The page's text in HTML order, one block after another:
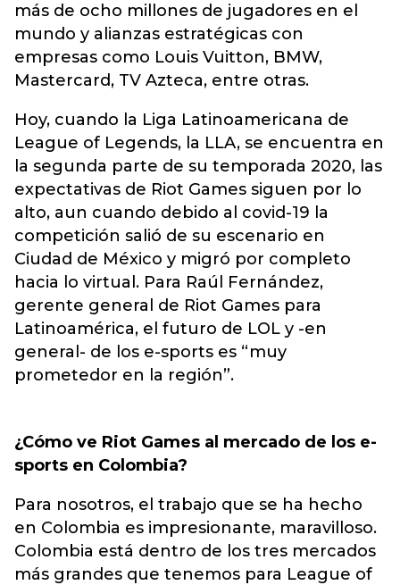
más de ocho millones de jugadores en el
mundo y alianzas estratégicas con
empresas como Louis Vuitton, BMW,
Mastercard, TV Azteca, entre otras.
Hoy, cuando la Liga Latinoamericana de
League of Legends, la LLA, se encuentra en
la segunda parte de su temporada 2020, las
expectativas de Riot Games siguen por lo
alto, aun cuando debido al covid-19 la
competición salió de su escenario en
Ciudad de México y migró por completo
hacia lo virtual. Para Raúl Fernández,
gerente general de Riot Games para
Latinoamérica, el futuro de LOL y -en
general- de los e-sports es “muy
prometedor en la región”.
¿Cómo ve Riot Games al mercado de los e-
sports en Colombia?
Para nosotros, el trabajo que se ha hecho
en Colombia es impresionante, maravilloso.
Colombia está dentro de los tres mercados
más grandes que tenemos para League of